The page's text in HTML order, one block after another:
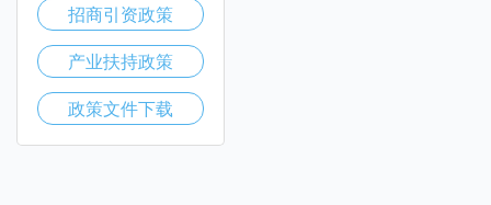
招商引资政策
产业扶持政策
政策文件下载